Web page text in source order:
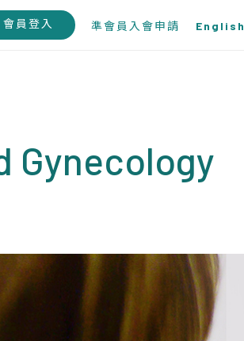
會員登入 準會員入會申請 English
Gynecology